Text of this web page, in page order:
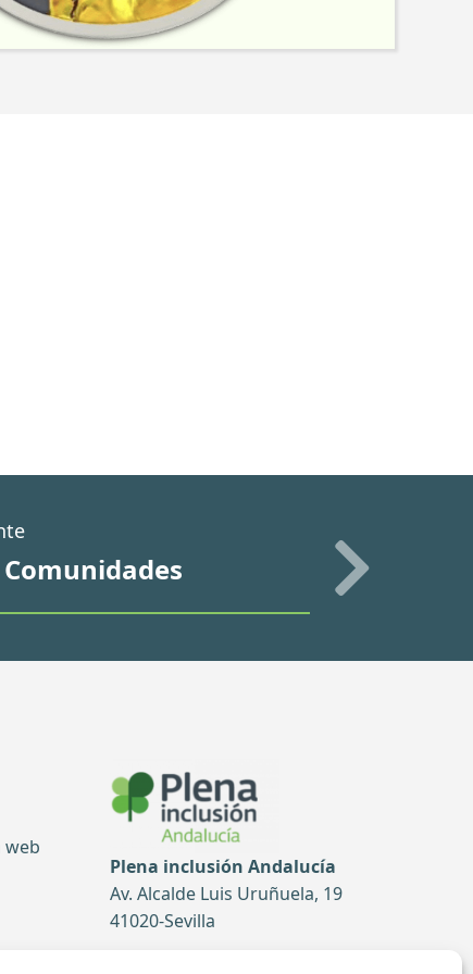
web
Plena inclusión Andalucía
Av. Alcalde Luis Uruñuela, 19
41020-Sevilla